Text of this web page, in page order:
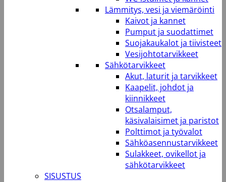
Lämmitys, vesi ja viemäröinti
Kaivot ja kannet
Pumput ja suodattimet
Suojakaukalot ja tiivisteet
Vesijohtotarvikkeet
Sähkötarvikkeet
Akut, laturit ja tarvikkeet
Kaapelit, johdot ja
kiinnikkeet
Otsalamput,
käsivalaisimet ja paristot
Polttimot ja työvalot
Sähköasennustarvikkeet
Sulakkeet, ovikellot ja
sähkötarvikkeet
SISUSTUS